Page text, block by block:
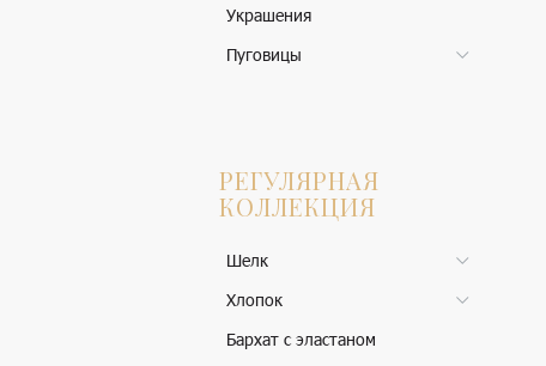
Украшения
Пуговицы
РЕГУЛЯРНАЯ
КОЛЛЕКЦИЯ
Шелк
Хлопок
Бархат с эластаном